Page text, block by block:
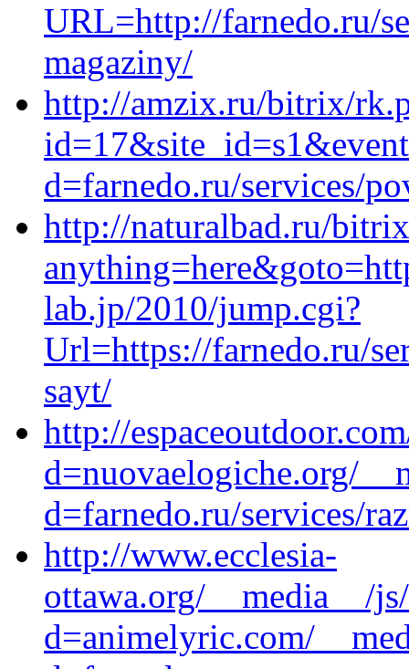
URL=http://farnedo.ru/
magaziny/
http://amzix.ru/bitrix/
d=farnedo.ru/services/
http://naturalbad.ru/
lab.jp/2010/jump.cgi?
Url=https://farnedo.ru/
sayt/
http://
d=nuovaelogiche.org/
d=farnedo.ru/services/
http://www.ecclesia-
ottawa.org/__media__/
d=animelyric.com/